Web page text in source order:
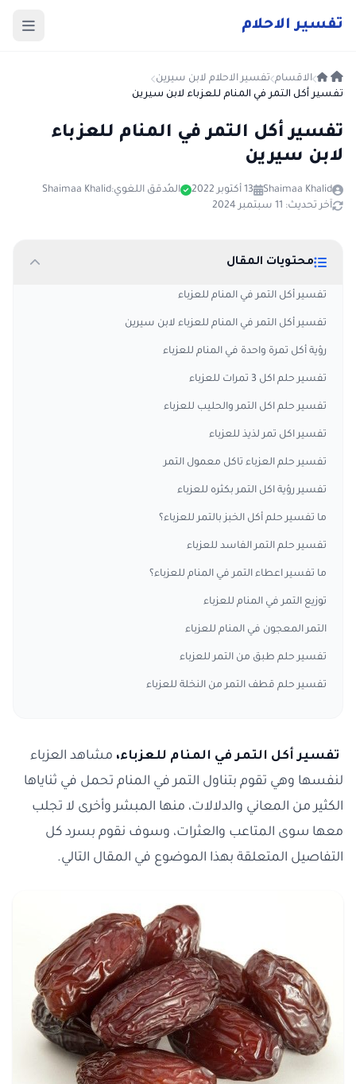
تفسير الاحلام
الاقسام تفسير الاحلام لابن سيرين
تفسير أكل التمر في المنام للعزباء لابن سيرين
تفسير أكل التمر في المنام للعزباء
لابن سيرين
Shaimaa Khalid 13 أكتوبر 2022 المُدقق اللغوي:Shaimaa Khalid
آخر تحديث: 11 سبتمبر 2024
محتويات المقال
تفسير أكل التمر في المنام للعزباء
تفسير أكل التمر في المنام للعزباء لابن سيرين
رؤية أكل تمرة واحدة في المنام للعزباء
تفسير حلم اكل 3 تمرات للعزباء
تفسير حلم اكل التمر والحليب للعزباء
تفسير اكل تمر لذيذ للعزباء
تفسير حلم العزباء تاكل معمول التمر
تفسير رؤية اكل التمر بكثره للعزباء
ما تفسير حلم أكل الخبز بالتمر للعزباء؟
تفسير حلم التمر الفاسد للعزباء
ما تفسير اعطاء التمر في المنام للعزباء؟
توزيع التمر في المنام للعزباء
التمر المعجون في المنام للعزباء
تفسير حلم طبق من التمر للعزباء
تفسير حلم قطف التمر من النخلة للعزباء
تفسير أكل التمر في المنام للعزباء، مشاهد العزباء
لنفسها وهي تقوم بتناول التمر في المنام تحمل في ثناياها
الكثير من المعاني والدلالات، منها المبشر وأخرى لا تجلب
معها سوى المتاعب والعثرات، وسوف نقوم بسرد كل
التفاصيل المتعلقة بهذا الموضوع في المقال التالي.